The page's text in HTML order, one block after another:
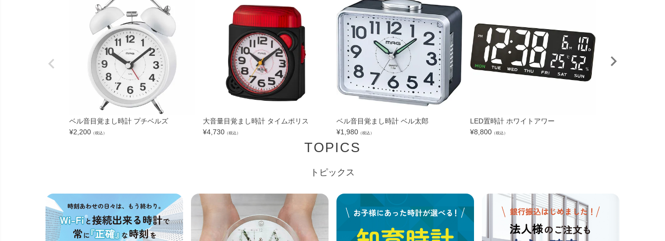
ベル音目覚まし時計 プチベルズ
¥2,200 （税込）
大音量目覚まし時計 タイムポリス
¥4,730 （税込）
ベル音目覚まし時計 ベル太郎
¥1,980 （税込）
LED置時計 ホワイトアワー
¥8,800 （税込）
TOPICS
トピックス